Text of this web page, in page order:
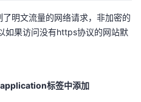
明文流量的网络请求，非加密的
如果访问没有https协议的网站默
标签中添加